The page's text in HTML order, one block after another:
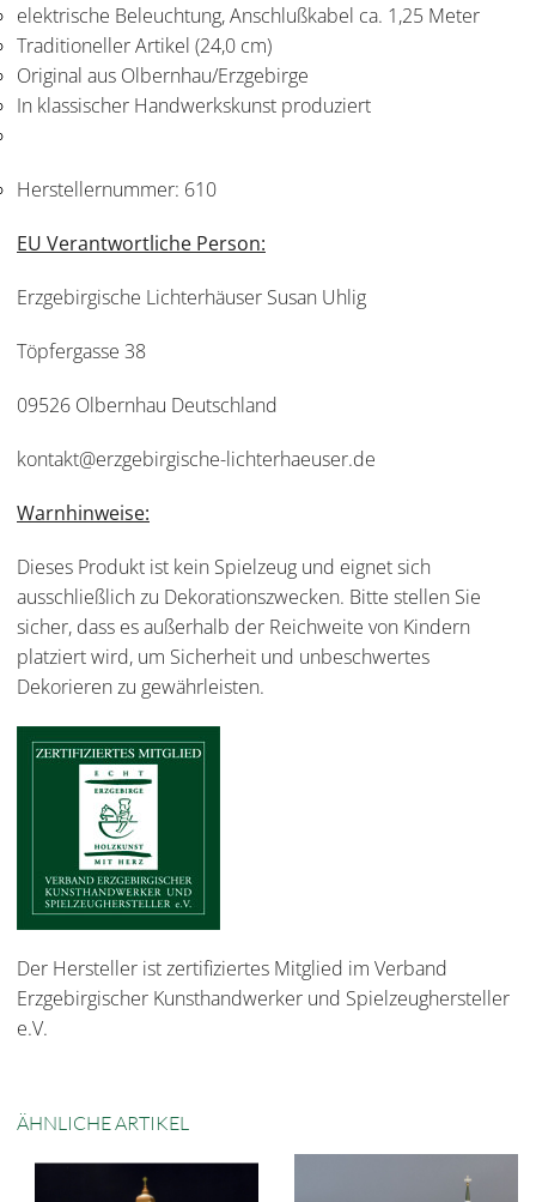
elektrische Beleuchtung, Anschlußkabel ca. 1,25 Meter
Traditioneller Artikel (24,0 cm)
Original aus Olbernhau/Erzgebirge
In klassischer Handwerkskunst produziert
Herstellernummer: 610
EU Verantwortliche Person:
Erzgebirgische Lichterhäuser Susan Uhlig
Töpfergasse 38
09526 Olbernhau Deutschland
kontakt@erzgebirgische-lichterhaeuser.de
Warnhinweise:
Dieses Produkt ist kein Spielzeug und eignet sich
ausschließlich zu Dekorationszwecken. Bitte stellen Sie
sicher, dass es außerhalb der Reichweite von Kindern
platziert wird, um Sicherheit und unbeschwertes
Dekorieren zu gewährleisten.
Der Hersteller ist zertifiziertes Mitglied im Verband
Erzgebirgischer Kunsthandwerker und Spielzeughersteller
e.V.
ÄHNLICHE ARTIKEL